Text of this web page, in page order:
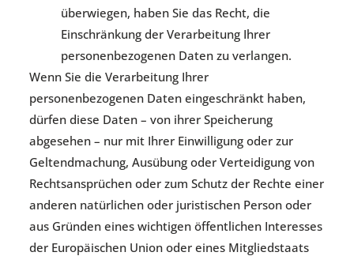
überwiegen, haben Sie das Recht, die
Einschränkung der Verarbeitung Ihrer
personenbezogenen Daten zu verlangen.
Wenn Sie die Verarbeitung Ihrer
personenbezogenen Daten eingeschränkt haben,
dürfen diese Daten – von ihrer Speicherung
abgesehen – nur mit Ihrer Einwilligung oder zur
Geltendmachung, Ausübung oder Verteidigung von
Rechtsansprüchen oder zum Schutz der Rechte einer
anderen natürlichen oder juristischen Person oder
aus Gründen eines wichtigen öffentlichen Interesses
der Europäischen Union oder eines Mitgliedstaats